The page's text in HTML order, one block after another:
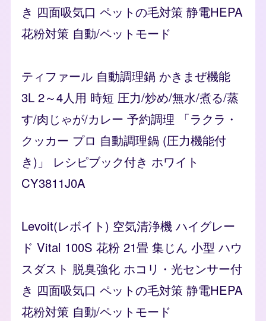
き 四面吸気口 ペットの毛対策 静電HEPA
花粉対策 自動/ペットモード
ティファール 自動調理鍋 かきまぜ機能
3L 2～4人用 時短 圧力/炒め/無水/煮る/蒸
す/肉じゃが/カレー 予約調理 「ラクラ・
クッカー プロ 自動調理鍋 (圧力機能付
き)」 レシピブック付き ホワイト
CY3811J0A
Levoit(レボイト) 空気清浄機 ハイグレー
ド Vital 100S 花粉 21畳 集じん 小型 ハウ
スダスト 脱臭強化 ホコリ・光センサー付
き 四面吸気口 ペットの毛対策 静電HEPA
花粉対策 自動/ペットモード